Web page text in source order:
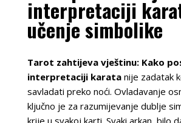
interpretaciji
učenje simbolike
Tarot zahtijeva vještinu: Kako
interpretaciji karatanije zadatak
savladati preko noći. Ovladavanje
ključno je za razumijevanje dublje
krije u svakoj karti. Svaki arkan, bilo